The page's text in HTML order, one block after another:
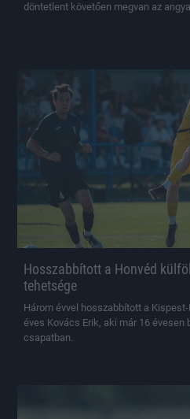
döntetlent követően megvan az
Hosszabbított a Honvéd
tehetsége
Három évvel hosszabbított a
éves Kovács Erik, aki már 16 évesen
csapatban.